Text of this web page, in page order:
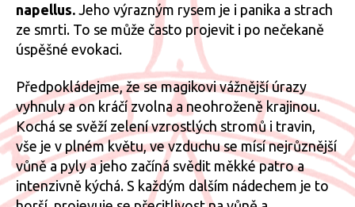
napellus. Jeho výrazným rysem je i panika a strach
ze smrti. To se může často projevit i po nečekaně
úspěšné evokaci.
Předpokládejme, že se magikovi vážnější úrazy
vyhnuly a on kráčí zvolna a neohroženě krajinou.
Kochá se svěží zelení vzrostlých stromů i travin,
vše je v plném květu, ve vzduchu se mísí nejrůznější
vůně a pyly a jeho začíná svědit měkké patro a
intenzivně kýchá. S každým dalším nádechem je to